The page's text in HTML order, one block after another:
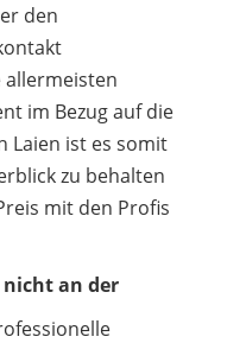
den
allermeisten
im Bezug auf die
Laien ist es somit
zu behalten
mit den Profis
nicht an der